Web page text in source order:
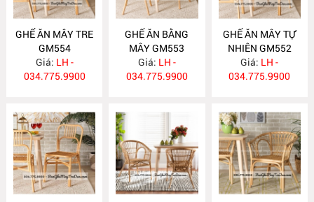
GHẾ ĂN MÂY TRE
GM554
Giá: LH -
034.775.9900
GHẾ ĂN BẰNG
MÂY GM553
Giá: LH -
034.775.9900
GHẾ ĂN MÂY TỰ
NHIÊN GM552
Giá: LH -
034.775.9900